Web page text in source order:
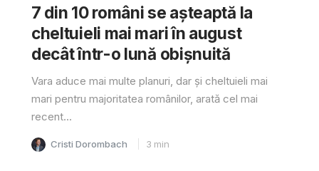
7 din 10 români se așteaptă la
cheltuieli mai mari în august
decât într-o lună obișnuită
Vara aduce mai multe planuri, dar și cheltuieli mai
mari pentru majoritatea românilor, arată cel mai
recent...
Cristi Dorombach 3 min